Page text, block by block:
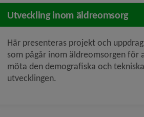
Utveckling inom äldreomsorg
Här presenteras projekt och uppdrag
som pågår inom äldreomsorgen för
möta den demografiska och tekniska
utvecklingen.